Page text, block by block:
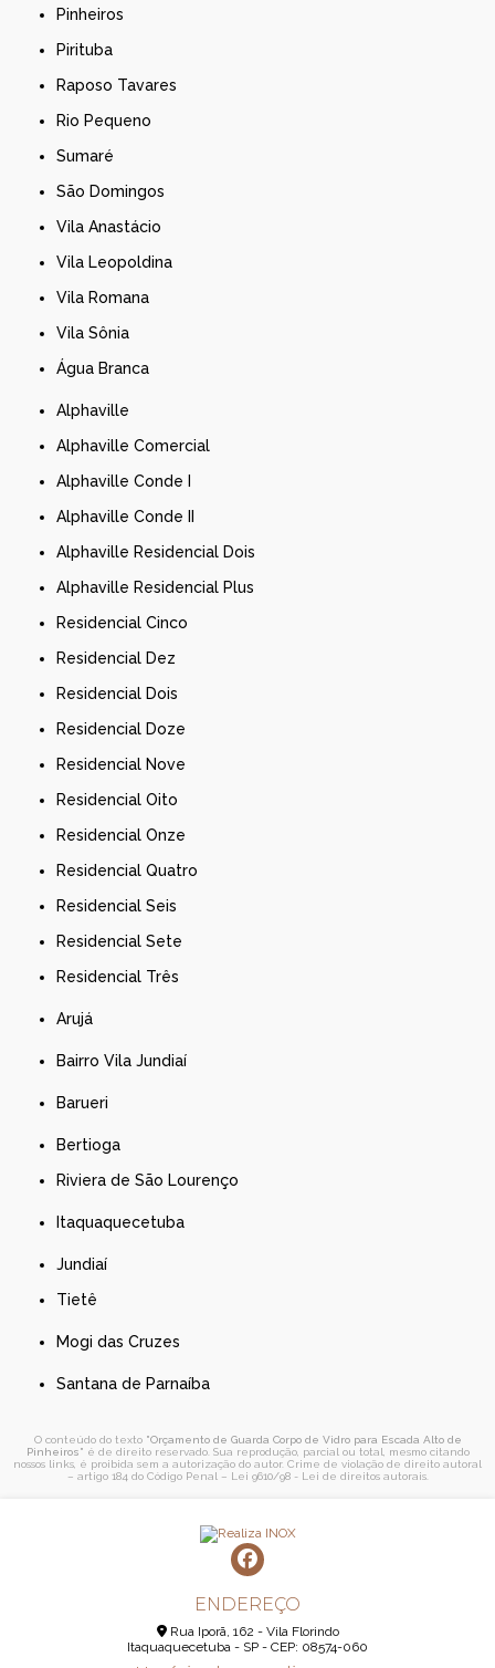
Pinheiros
Pirituba
Raposo Tavares
Rio Pequeno
Sumaré
São Domingos
Vila Anastácio
Vila Leopoldina
Vila Romana
Vila Sônia
Água Branca
Alphaville
Alphaville Comercial
Alphaville Conde I
Alphaville Conde II
Alphaville Residencial Dois
Alphaville Residencial Plus
Residencial Cinco
Residencial Dez
Residencial Dois
Residencial Doze
Residencial Nove
Residencial Oito
Residencial Onze
Residencial Quatro
Residencial Seis
Residencial Sete
Residencial Três
Arujá
Bairro Vila Jundiaí
Barueri
Bertioga
Riviera de São Lourenço
Itaquaquecetuba
Jundiaí
Tietê
Mogi das Cruzes
Santana de Parnaíba
O conteúdo do texto "Orçamento de Guarda Corpo de Vidro para Escada Alto de
Pinheiros" é de direito reservado. Sua reprodução, parcial ou total, mesmo citando
nossos links, é proibida sem a autorização do autor. Crime de violação de direito autoral
– artigo 184 do Código Penal – Lei 9610/98 - Lei de direitos autorais.
ENDEREÇO
Rua Iporã, 162 - Vila Florindo
Itaquaquecetuba - SP - CEP: 08574-060